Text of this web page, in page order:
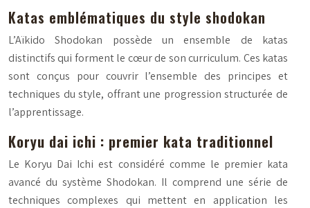
Katas emblématiques du style shodokan
L’Aïkido Shodokan possède un ensemble de katas
distinctifs qui forment le cœur de son curriculum. Ces katas
sont conçus pour couvrir l’ensemble des principes et
techniques du style, offrant une progression structurée de
l’apprentissage.
Koryu dai ichi : premier kata traditionnel
Le Koryu Dai Ichi est considéré comme le premier kata
avancé du système Shodokan. Il comprend une série de
techniques complexes qui mettent en application les